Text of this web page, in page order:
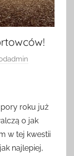
roku już
o jak
w tej kwestii
najlepiej,